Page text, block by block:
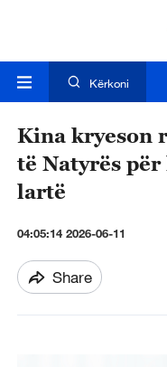
Kërkoni
Kina kryeson
të Natyrës
lartë
04:05:14 2026-06-11
Share